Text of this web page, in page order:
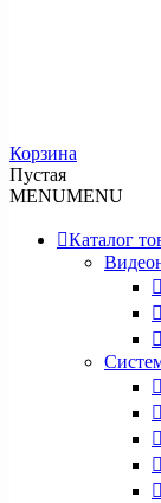
Корзина
Пустая
MENUMENU
Каталог